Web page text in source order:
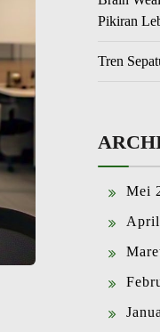
Pikiran
Tren
Mei